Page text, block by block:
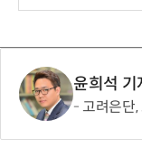
윤희석 기
고려은단,